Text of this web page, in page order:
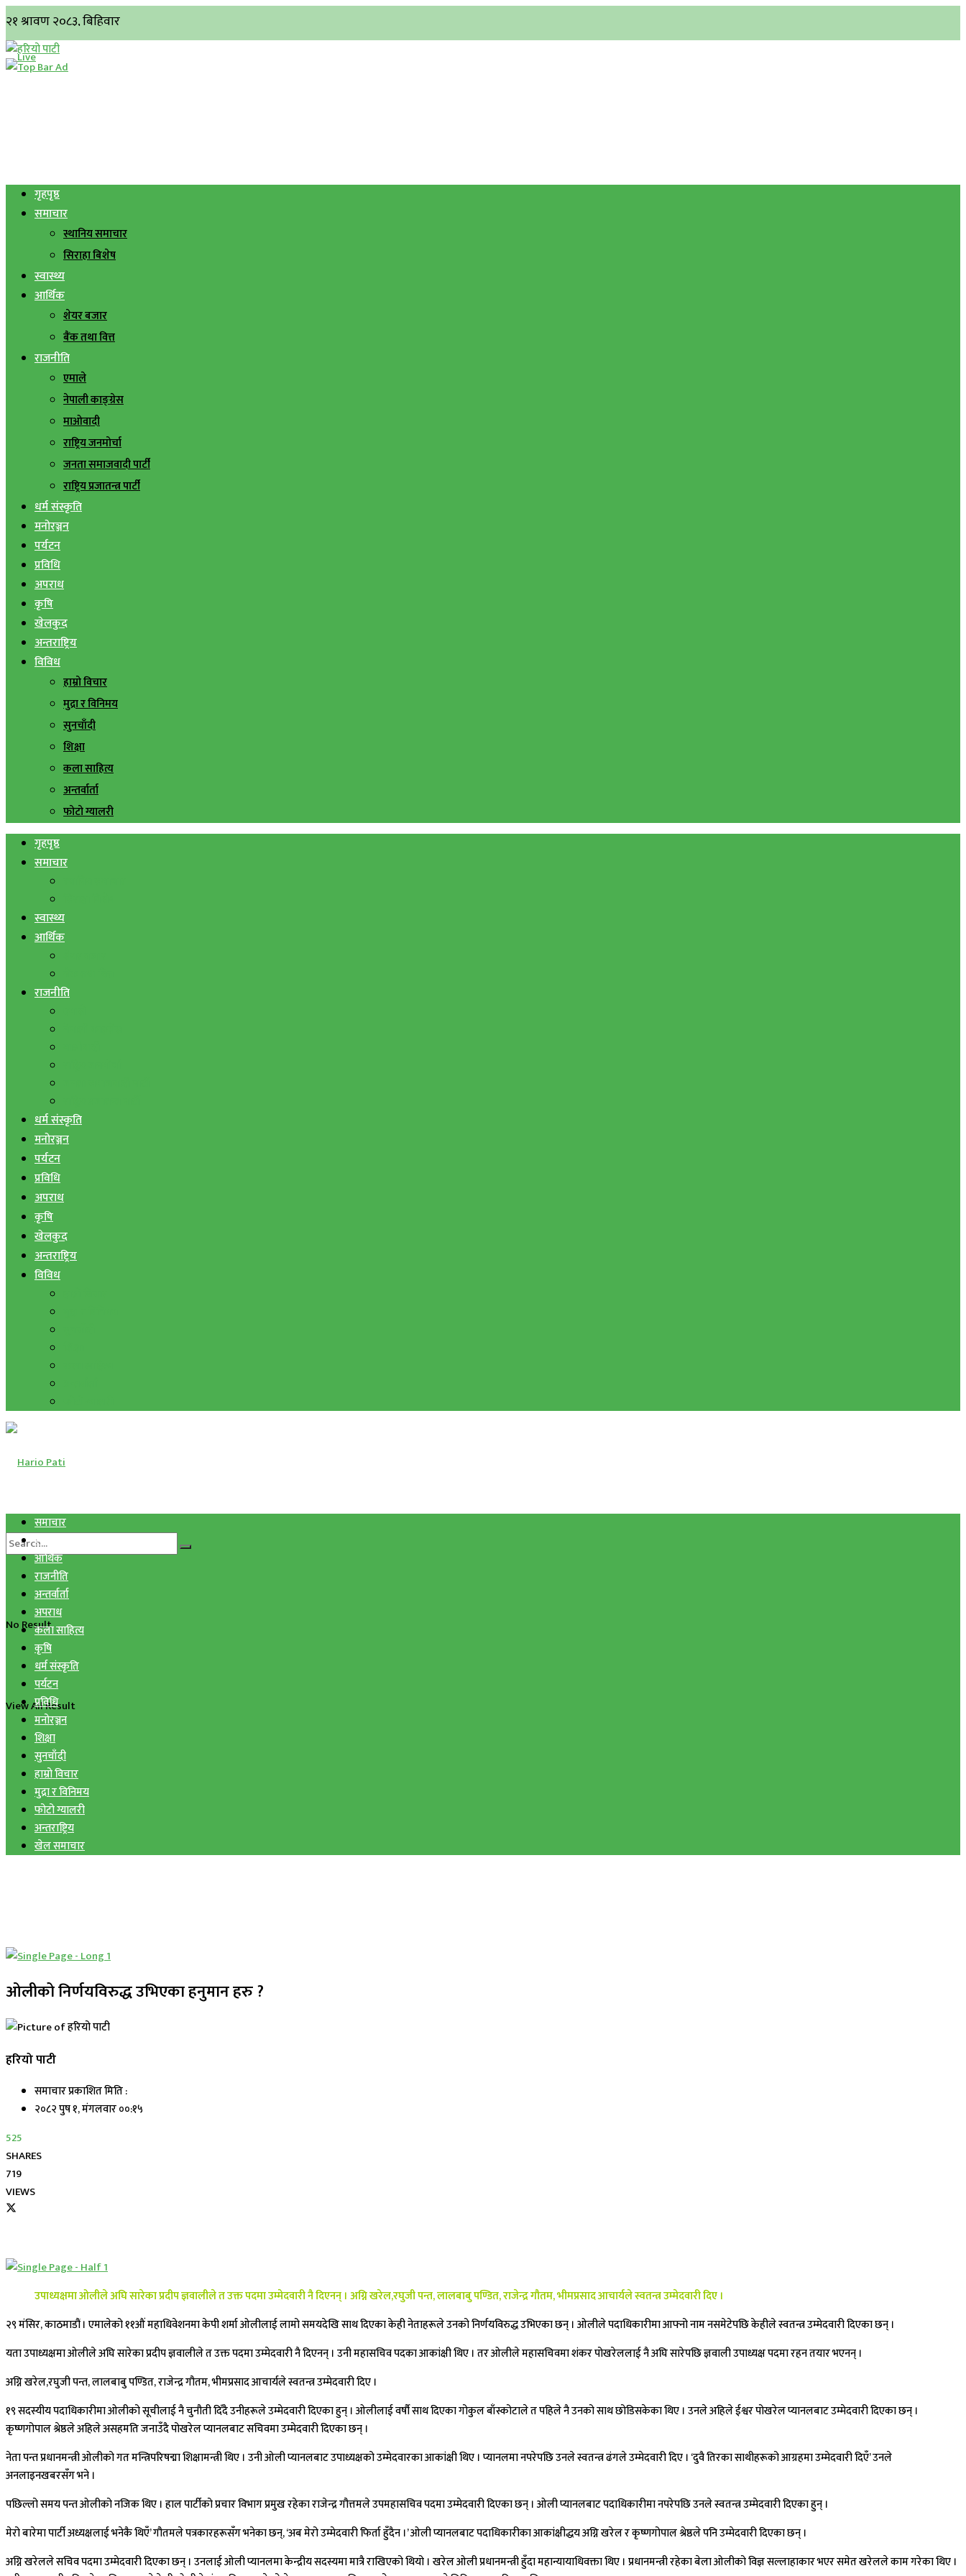
गृहपृष्ठ
समाचार
स्थानिय समाचार
सिराहा बिशेष
स्वास्थ्य
आर्थिक
शेयर बजार
बैंक तथा वित्त
राजनीति
एमाले
नेपाली काङ्ग्रेस
माओवादी
राष्ट्रिय जनमोर्चा
जनता समाजवादी पार्टी
राष्ट्रिय प्रजातन्त्र पार्टी
धर्म संस्कृति
मनोरञ्जन
पर्यटन
प्रविधि
अपराध
कृषि
खेलकुद
अन्तराष्ट्रिय
विविध
हाम्रो विचार
मुद्रा र विनिमय
सुनचाँदी
शिक्षा
कला साहित्य
अन्तर्वार्ता
फोटो ग्यालरी
गृहपृष्ठ
समाचार
स्वास्थ्य
आर्थिक
राजनीति
धर्म संस्कृति
मनोरञ्जन
पर्यटन
प्रविधि
अपराध
कृषि
खेलकुद
अन्तराष्ट्रिय
विविध
No Result
View All Result
समाचार
स्वास्थ्य
आर्थिक
राजनीति
अन्तर्वार्ता
अपराध
कला साहित्य
कृषि
धर्म संस्कृति
पर्यटन
प्रविधि
मनोरञ्जन
शिक्षा
सुनचाँदी
हाम्रो विचार
मुद्रा र विनिमय
फोटो ग्यालरी
अन्तराष्ट्रिय
खेल समाचार
ओलीको निर्णयविरुद्ध उभिएका हनुमान हरु ?
हरियो पाटी
समाचार प्रकाशित मिति :
२०८२ पुष १, मंगलवार ००:१५
525
SHARES
719
VIEWS
उपाध्यक्षमा ओलीले अघि सारेका प्रदीप ज्ञवालीले त उक्त पदमा उम्मेदवारी नै दिएनन् । अग्नि खरेल,रघुजी पन्त, लालबाबु पण्डित, राजेन्द्र गौतम, भीमप्रसाद आचार्यले स्वतन्त्र उम्मेदवारी दिए ।
२९ मंसिर, काठमाडौं । एमालेको ११औं महाधिवेशनमा केपी शर्मा ओलीलाई लामो समयदेखि साथ दिएका केही नेताहरूले उनको निर्णयविरुद्ध उभिएका छन् । ओलीले पदाधिकारीमा आफ्नो नाम नसमेटेपछि केहीले स्वतन्त्र उम्मेदवारी दिएका छन् ।
यता उपाध्यक्षमा ओलीले अघि सारेका प्रदीप ज्ञवालीले त उक्त पदमा उम्मेदवारी नै दिएनन् । उनी महासचिव पदका आकांक्षी थिए । तर ओलीले महासचिवमा शंकर पोखरेललाई नै अघि सारेपछि ज्ञवाली उपाध्यक्ष पदमा रहन तयार भएनन् ।
अग्नि खरेल,रघुजी पन्त, लालबाबु पण्डित, राजेन्द्र गौतम, भीमप्रसाद आचार्यले स्वतन्त्र उम्मेदवारी दिए ।
१९ सदस्यीय पदाधिकारीमा ओलीको सूचीलाई नै चुनौती दिँदै उनीहरूले उम्मेदवारी दिएका हुन् । ओलीलाई वर्षौ साथ दिएका गोकुल बाँस्कोटाले त पहिले नै उनको साथ छोडिसकेका थिए । उनले अहिले ईश्वर पोखरेल प्यानलबाट उम्मेदवारी दिएका छन् ।
कृष्णगोपाल श्रेष्ठले अहिले असहमति जनाउँदै पोखरेल प्यानलबाट सचिवमा उम्मेदवारी दिएका छन् ।
नेता पन्त प्रधानमन्त्री ओलीको गत मन्त्रिपरिषद्मा शिक्षामन्त्री थिए । उनी ओली प्यानलबाट उपाध्यक्षको उम्मेदवारका आकांक्षी थिए । प्यानलमा नपरेपछि उनले स्वतन्त्र ढंगले उम्मेदवारी दिए । ‘दुवै तिरका साथीहरूको आग्रहमा उम्मेदवारी दिएँ’ उनले
अनलाइनखबरसँग भने ।
पछिल्लो समय पन्त ओलीको नजिक थिए । हाल पार्टीको प्रचार विभाग प्रमुख रहेका राजेन्द्र गौत्तमले उपमहासचिव पदमा उम्मेदवारी दिएका छन् । ओली प्यानलबाट पदाधिकारीमा नपरेपछि उनले स्वतन्त्र उम्मेदवारी दिएका हुन् ।
मेरो बारेमा पार्टी अध्यक्षलाई भनेकै थिएँ’ गौतमले पत्रकारहरूसँग भनेका छन्, ‘अब मेरो उम्मेदवारी फिर्ता हुँदैन ।’ ओली प्यानलबाट पदाधिकारीका आकांक्षीद्धय अग्नि खरेल र कृष्णगोपाल श्रेष्ठले पनि उम्मेदवारी दिएका छन् ।
अग्नि खरेलले सचिव पदमा उम्मेदवारी दिएका छन् । उनलाई ओली प्यानलमा केन्द्रीय सदस्यमा मात्रै राखिएको थियो । खरेल ओली प्रधानमन्त्री हुँदा महान्यायाधिवक्ता थिए । प्रधानमन्त्री रहेका बेला ओलीको विज्ञ सल्लाहाकार भएर समेत खरेलले काम गरेका थिए ।